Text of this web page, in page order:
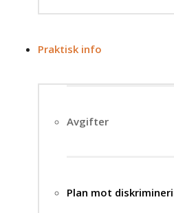
Praktisk info
Avgifter
Plan mot